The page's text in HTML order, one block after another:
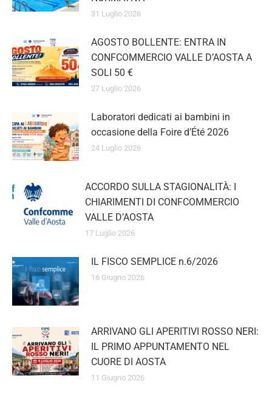
31 Luglio 2026
AGOSTO BOLLENTE: ENTRA IN
CONFCOMMERCIO VALLE D’AOSTA
A SOLI 50 €
27 Luglio 2026
Laboratori dedicati ai bambini in
occasione della Foire d’Été 2026
24 Luglio 2026
ACCORDO SULLA STAGIONALITÀ: I
CHIARIMENTI DI CONFCOMMERCIO
VALLE D’AOSTA
17 Luglio 2026
IL FISCO SEMPLICE n.6/2026
16 Giugno 2026
ARRIVANO GLI APERITIVI ROSSO
NERI: IL PRIMO APPUNTAMENTO
NEL CUORE DI AOSTA
11 Giugno 2026